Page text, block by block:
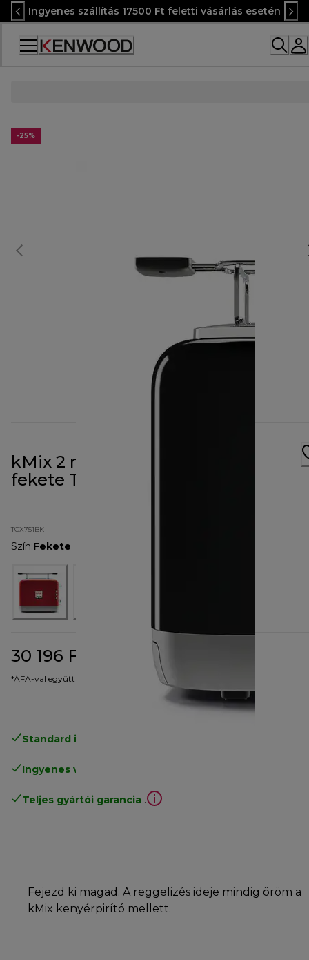
Skip
to
Content
Ingyenes szállítás 17500 Ft feletti vásárlás esetén
Accessibility
-25%
kMix 2 nyílásos kenyérpirító,
fekete TCX751BK
TCX751BK
Szín:Fekete
30 196 Ft eredeti ár 40 312 Ft
(-25%)
*ÁFA-val együtt
Standard ingyenes kiszállítás
Ingyenes visszaküldés
Teljes gyártói garancia .
Fejezd ki magad. A reggelizés ideje mindig öröm a
kMix kenyérpirító mellett.